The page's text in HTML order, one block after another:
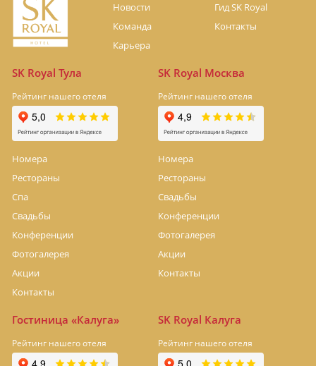
Новости
Команда
Карьера
Гид SK Royal
Контакты
SK Royal Тула
Рейтинг нашего отеля
Номера
Рестораны
Спа
Свадьбы
Конференции
Фотогалерея
Акции
Контакты
SK Royal Москва
Рейтинг нашего отеля
Номера
Рестораны
Свадьбы
Конференции
Фотогалерея
Акции
Контакты
Гостиница «Калуга»
Рейтинг нашего отеля
SK Royal Калуга
Рейтинг нашего отеля